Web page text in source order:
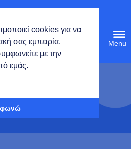
cookies για να
σας εμπειρία.
με την
εμάς.